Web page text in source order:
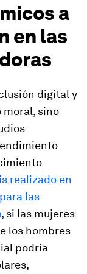
a
en las
digital y
sino
realizado en
las
, si las mujeres
los hombres
podría